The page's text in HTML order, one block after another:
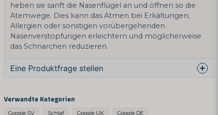
heben sie sanft die Nasenflügel an und öffnen so die
Atemwege. Dies kann das Atmen bei Erkältungen,
Allergien oder sonstigen vorübergehenden
Nasenverstopfungen erleichtern und möglicherweise
das Schnarchen reduzieren.
Eine Produktfrage stellen
Fragen Sie uns etwas über dieses Produkt ...
Verwandte Kategorien
Google SV Schlaf Google UK Google DE